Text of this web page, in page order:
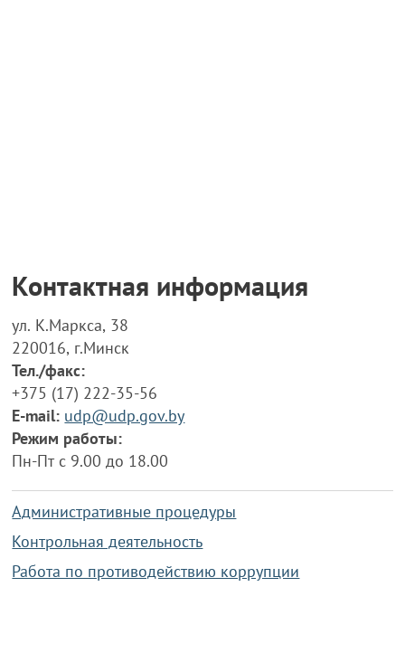
Контактная информация
ул. К.Маркса, 38
220016, г.Минск
Тел./факс:
+375 (17) 222-35-56
E-mail: udp@udp.gov.by
Режим работы:
Пн-Пт с 9.00 до 18.00
Административные процедуры
Контрольная деятельность
Работа по противодействию коррупции